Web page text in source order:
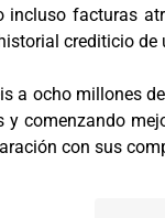
facturas
crediticio de
a ocho millones
y comenzando
con sus